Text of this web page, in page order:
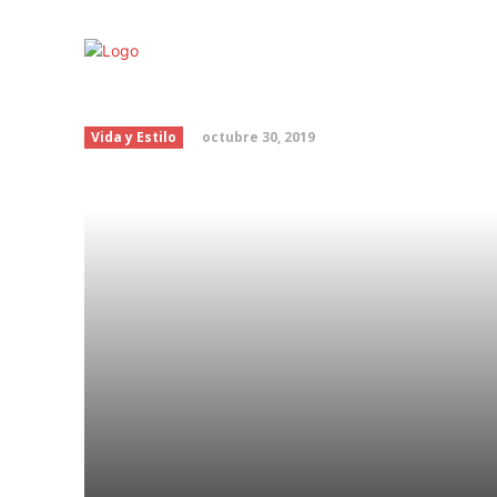
Cómo hacer leche de
Vida y Estilo octubre 30, 2019